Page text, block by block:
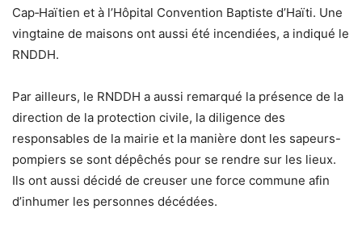
Cap‑Haïtien et à l’Hôpital Convention Baptiste d’Haïti. Une
vingtaine de maisons ont aussi été incendiées, a indiqué le
RNDDH.
Par ailleurs, le RNDDH a aussi remarqué la présence de la
direction de la protection civile, la diligence des
responsables de la mairie et la manière dont les sapeurs-
pompiers se sont dépêchés pour se rendre sur les lieux.
Ils ont aussi décidé de creuser une force commune afin
d’inhumer les personnes décédées.